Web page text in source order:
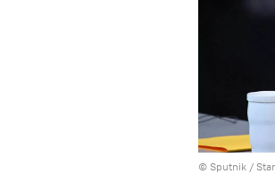
© Sputnik /